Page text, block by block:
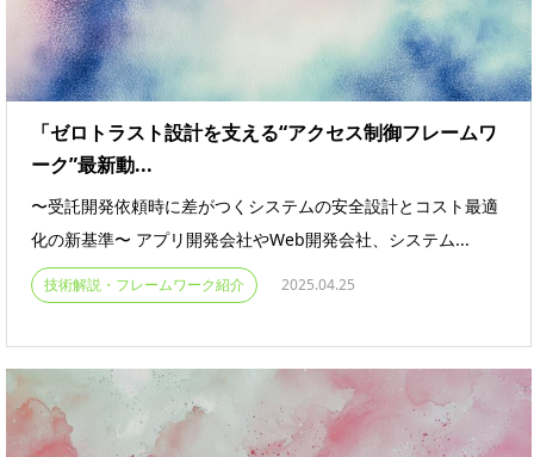
「ゼロトラスト設計を支える“アクセス制御フレームワ
ーク”最新動...
〜受託開発依頼時に差がつくシステムの安全設計とコスト最適
化の新基準〜 アプリ開発会社やWeb開発会社、システム...
技術解説・フレームワーク紹介 2025.04.25